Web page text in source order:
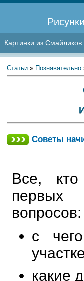
Картинки из Смайликов
Статьи » Познавательно
Советы
Все,
первых
вопросов:
с
какие